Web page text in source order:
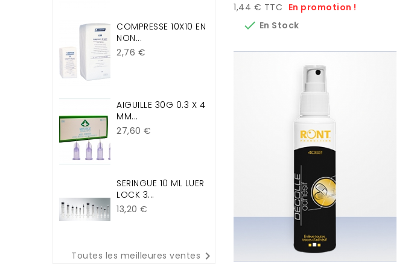
COMPRESSE 10X10 EN
NON...
Prix
2,76 €
AIGUILLE 30G 0.3 X 4
MM...
Prix
27,60 €
SERINGUE 10 ML LUER
LOCK 3...
Prix
13,20 €
Toutes les meilleures ventes 
Prix
1,44 € TTC En promotion !
 En Stock